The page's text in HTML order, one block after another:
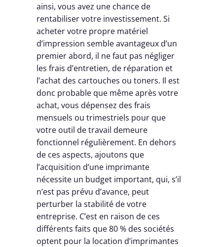
ainsi, vous avez une chance de
rentabiliser votre investissement. Si
acheter votre propre matériel
d’impression semble avantageux d’un
premier abord, il ne faut pas négliger
les frais d’entretien, de réparation et
l’achat des cartouches ou toners. Il est
donc probable que même après votre
achat, vous dépensez des frais
mensuels ou trimestriels pour que
votre outil de travail demeure
fonctionnel régulièrement. En dehors
de ces aspects, ajoutons que
l’acquisition d’une imprimante
nécessite un budget important, qui, s’il
n’est pas prévu d’avance, peut
perturber la stabilité de votre
entreprise. C’est en raison de ces
différents faits que 80 % des sociétés
optent pour la location d’imprimantes